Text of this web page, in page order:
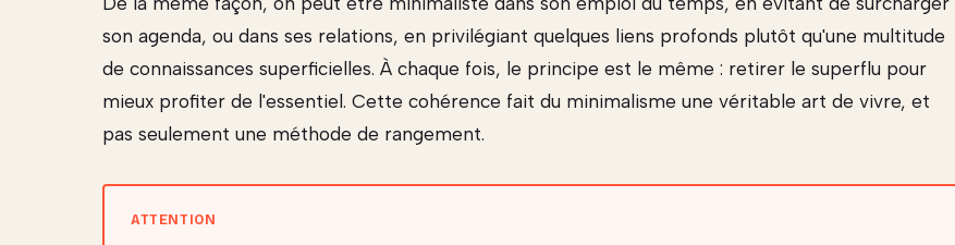
son agenda, ou dans ses relations, en privilégiant quelques liens profonds plutôt qu'une multitude
de connaissances superficielles. À chaque fois, le principe est le même : retirer le superflu pour
mieux profiter de l'essentiel. Cette cohérence fait du minimalisme une véritable art de vivre, et
pas seulement une méthode de rangement.